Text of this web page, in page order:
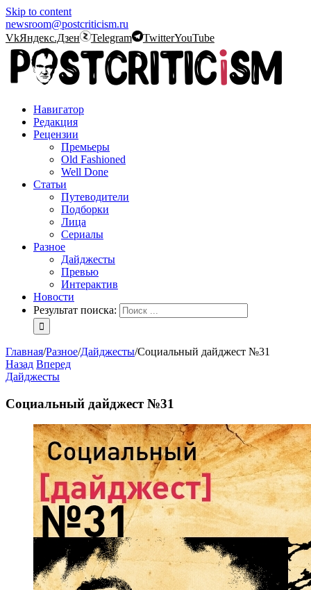
Skip to content
newsroom@postcriticism.ru
VkЯндекс.Дзен Telegram TwitterYouTube
Навигатор
Редакция
Рецензии
Премьеры
Old Fashioned
Well Done
Статьи
Путеводители
Подборки
Лица
Сериалы
Разное
Дайджесты
Превью
Интерактив
Новости
Результат поиска:
Главная/Разное/Дайджесты/Социальный дайджест №31
Назад Вперед
Дайджесты
Социальный дайджест №31